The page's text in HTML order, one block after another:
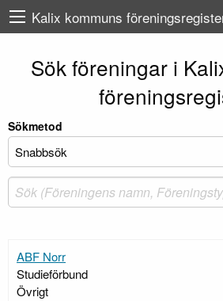
Kalix kommuns
Sök föreningar i
Sökmetod
ABF Norr
Studieförbund
Övrigt